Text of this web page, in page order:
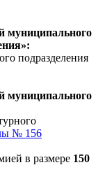
муниципального
подразделения
муниципального
№ 156
в размере 150